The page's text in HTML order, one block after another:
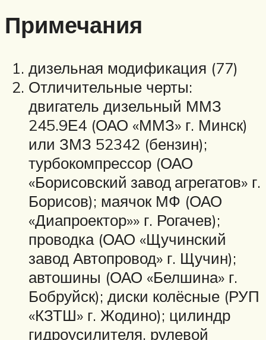
Примечания
дизельная модификация (77)
Отличительные черты:
двигатель дизельный ММЗ
245.9Е4 (ОАО «ММЗ» г. Минск)
или ЗМЗ 52342 (бензин);
турбокомпрессор (ОАО
«Борисовский завод агрегатов» г.
Борисов); маячок МФ (ОАО
«Диапроектор»» г. Рогачев);
проводка (ОАО «Щучинский
завод Автопровод» г. Щучин);
автошины (ОАО «Белшина» г.
Бобруйск); диски колёсные (РУП
«КЗТШ» г. Жодино); цилиндр
гидроусилителя, рулевой